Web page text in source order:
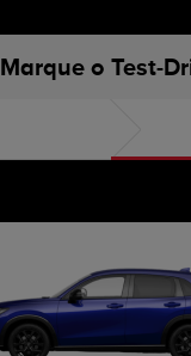
Marque o Test-